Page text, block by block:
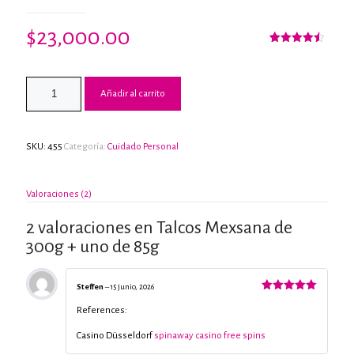
$23,000.00
Añadir al carrito
SKU: 455 Categoría: Cuidado Personal
Valoraciones (2)
2 valoraciones en Talcos Mexsana de
300g + uno de 85g
Steffen –15 junio, 2026
References:
Casino Düsseldorfspinaway casino free spins